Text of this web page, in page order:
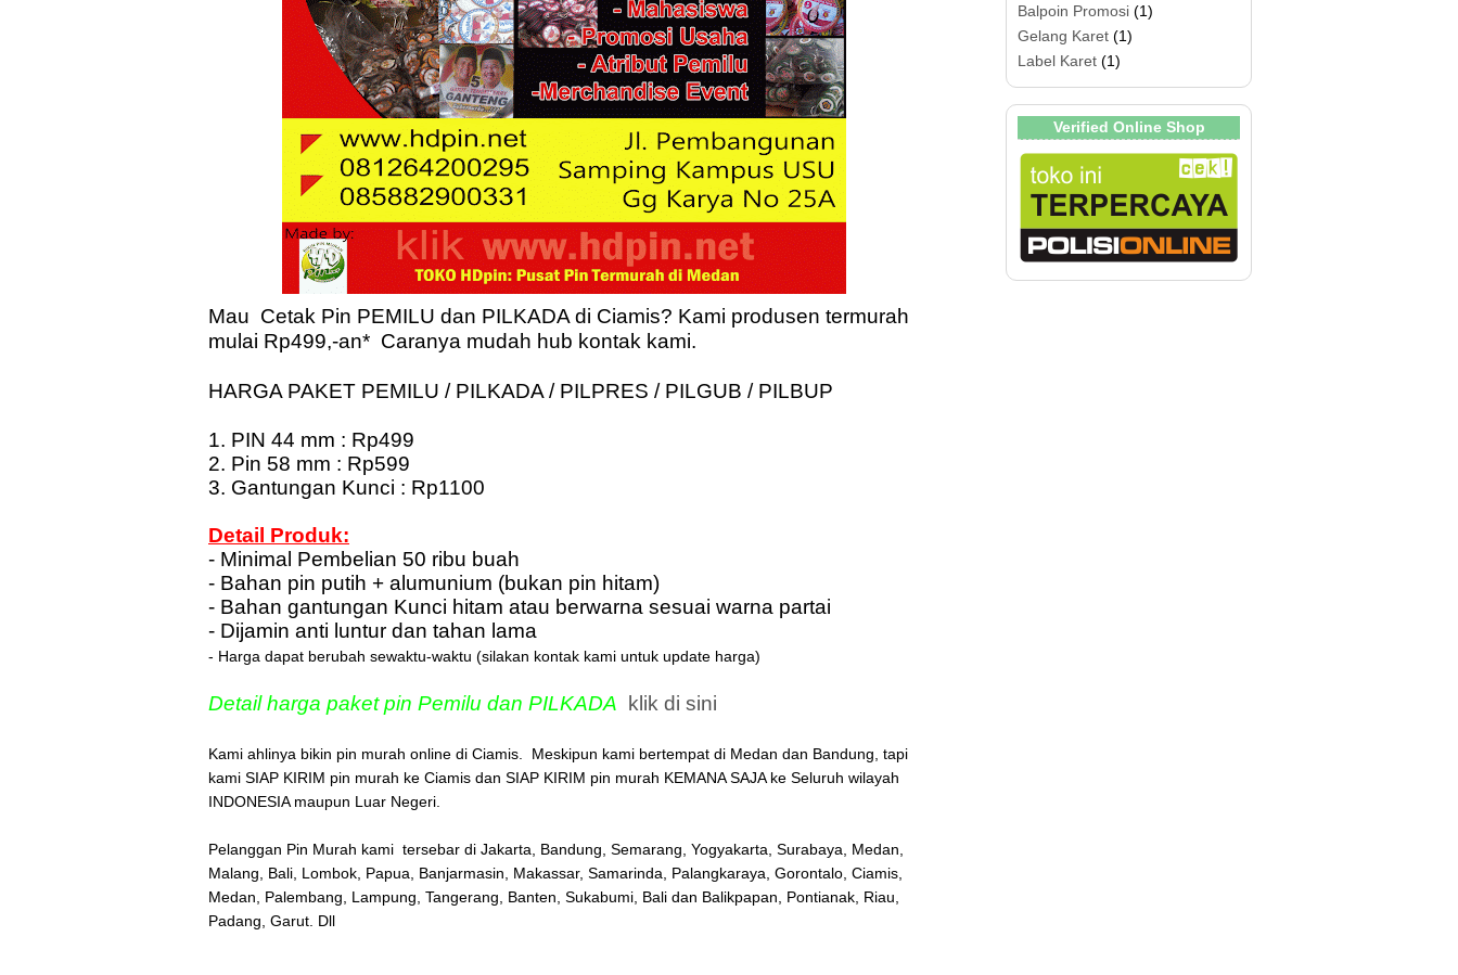
Mau Cetak Pin PEMILU dan PILKADA di Ciamis? Kami produsen termurah
mulai Rp499,-an* Caranya mudah hub kontak kami.
HARGA PAKET PEMILU / PILKADA / PILPRES / PILGUB / PILBUP
1. PIN 44 mm : Rp499
2. Pin 58 mm : Rp599
3. Gantungan Kunci : Rp1100
Detail Produk:
- Minimal Pembelian 50 ribu buah
- Bahan pin putih + alumunium (bukan pin hitam)
- Bahan gantungan Kunci hitam atau berwarna sesuai warna partai
- Dijamin anti luntur dan tahan lama
- Harga dapat berubah sewaktu-waktu (silakan kontak kami untuk update harga)
Detail harga paket pin Pemilu dan PILKADA klik di sini
Kami ahlinya bikin pin murah online di Ciamis. Meskipun kami bertempat di Medan dan Bandung, tapi
kami SIAP KIRIM pin murah ke Ciamis dan SIAP KIRIM pin murah KEMANA SAJA ke Seluruh wilayah
INDONESIA maupun Luar Negeri.
Pelanggan Pin Murah kami tersebar di Jakarta, Bandung, Semarang, Yogyakarta, Surabaya, Medan,
Malang, Bali, Lombok, Papua, Banjarmasin, Makassar, Samarinda, Palangkaraya, Gorontalo, Ciamis,
Medan, Palembang, Lampung, Tangerang, Banten, Sukabumi, Bali dan Balikpapan, Pontianak, Riau,
Padang, Garut. Dll
Balpoin Promosi (1)
Gelang Karet (1)
Label Karet (1)
Verified Online Shop